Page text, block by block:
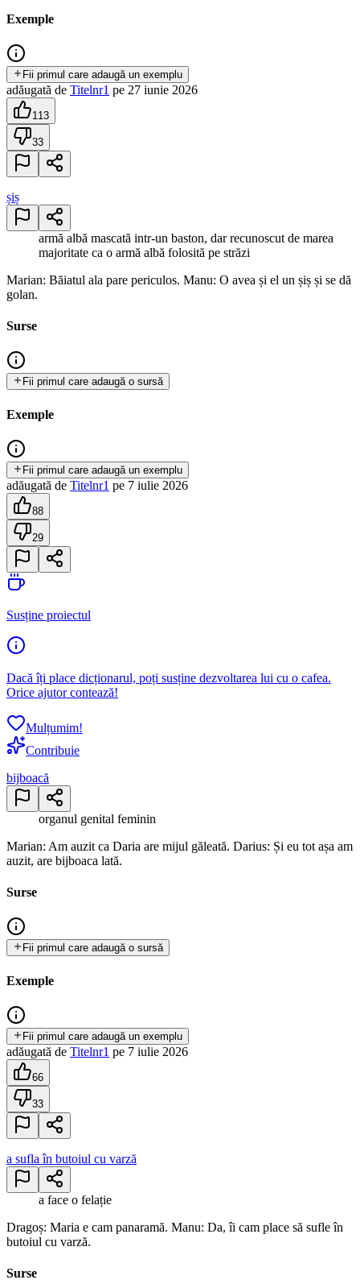
Exemple
Fii primul care adaugă un exemplu
adăugată de Titelnr1 pe 27 iunie 2026
113
33
șiș
armă albă mascată intr-un baston, dar recunoscut de marea
majoritate ca o armă albă folosită pe străzi
Marian: Băiatul ala pare periculos. Manu: O avea și el un șiș și se dă
golan.
Surse
Fii primul care adaugă o sursă
Exemple
Fii primul care adaugă un exemplu
adăugată de Titelnr1 pe 7 iulie 2026
88
29
Susține proiectul
Dacă îți place dicționarul, poți susține dezvoltarea lui cu o cafea.
Orice ajutor contează!
Mulțumim!
Contribuie
bijboacă
organul genital feminin
Marian: Am auzit ca Daria are mijul găleată. Darius: Și eu tot așa am
auzit, are bijboaca lată.
Surse
Fii primul care adaugă o sursă
Exemple
Fii primul care adaugă un exemplu
adăugată de Titelnr1 pe 7 iulie 2026
66
33
a sufla în butoiul cu varză
a face o felație
Dragoș: Maria e cam panaramă. Manu: Da, îi cam place să sufle în
butoiul cu varză.
Surse